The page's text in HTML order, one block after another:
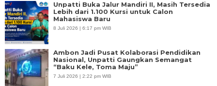
Unpatti Buka Jalur Mandiri II, Masih Tersedia
Lebih dari 1.100 Kursi untuk Calon
Mahasiswa Baru
8 Juli 2026 | 6:17 pm WIB
Ambon Jadi Pusat Kolaborasi Pendidikan
Nasional, Unpatti Gaungkan Semangat
“Baku Kele, Toma Maju”
7 Juli 2026 | 2:22 pm WIB